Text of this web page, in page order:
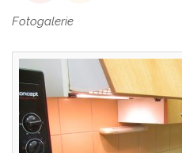
Fotogalerie